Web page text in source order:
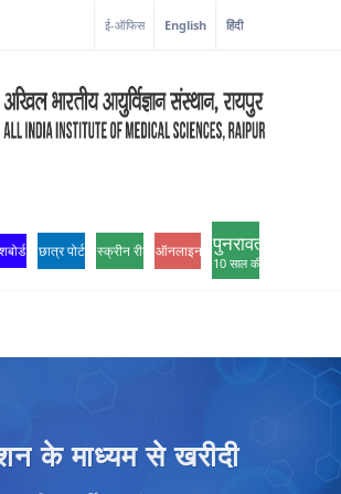
ई-ऑफिस English हिंदी
छात्र पोर्टल स्क्रीन रीडर एक्सेसऑनलाइन ओपीडी पंजीकरण
पुनरावर्तन
10 साल की उत्कृष्टता
के माध्यम से खरीदी